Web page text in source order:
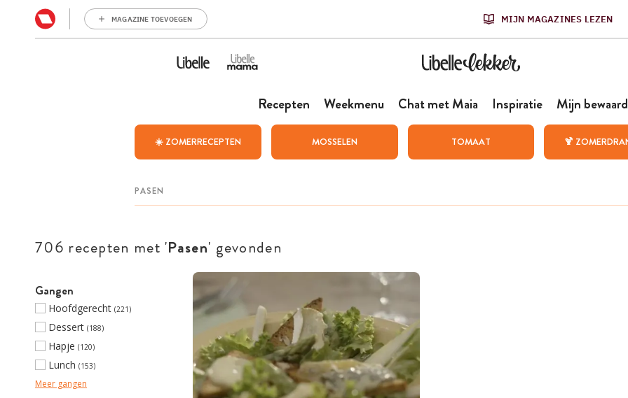
MAGAZINE TOEVOEGEN MIJN MAGAZINES LEZEN
Recepten Weekmenu Chat met Maia Inspiratie Mijn
☀️ ZOMERRECEPTEN MOSSELEN TOMAAT 🍹
706 recepten met 'Pasen' gevonden
Gangen
Hoofdgerecht (221)
Dessert (188)
Hapje (120)
Lunch (153)
Meer gangen